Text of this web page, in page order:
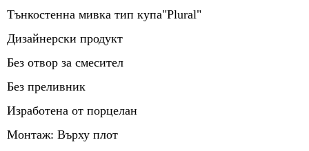
Тънкостенна мивка тип купа"Plural"
Дизайнерски продукт
Без отвор за смесител
Без преливник
Изработена от порцелан
Монтаж: Върху плот